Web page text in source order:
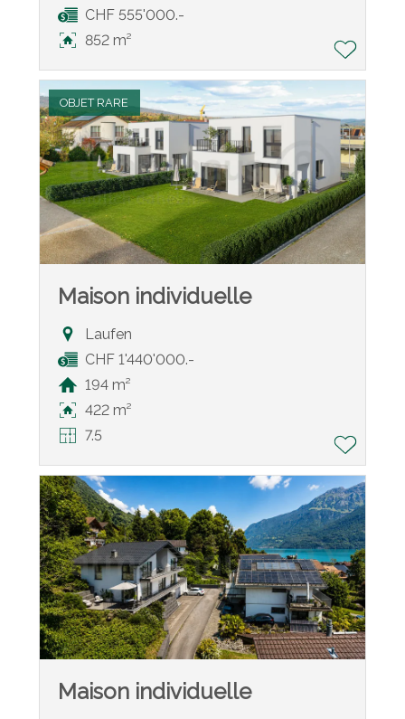
CHF 555'000.-
852 m²
OBJET RARE
Maison individuelle
Laufen
CHF 1'440'000.-
194 m²
422 m²
7.5
Maison individuelle